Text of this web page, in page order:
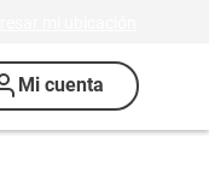
Mi cuenta